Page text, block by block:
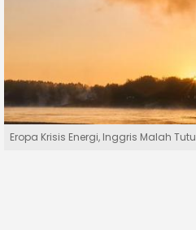
Eropa Krisis Energi, Inggris Malah